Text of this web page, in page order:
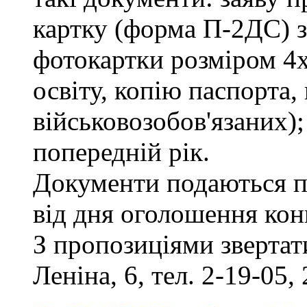
картку (форма П-2ДС) з
фотокартки розміром
освіту, копію
попередній рік.
Документи подаються
від дня оголошення
З пропозиціями
Леніна, 6, тел. 2-19-05,